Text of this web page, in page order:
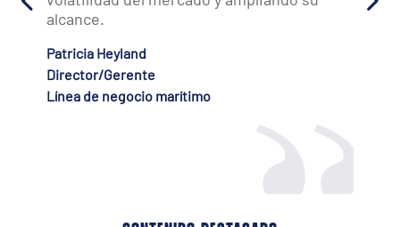
alcance.
Patricia Heyland
Director/Gerente
Línea de negocio marítimo